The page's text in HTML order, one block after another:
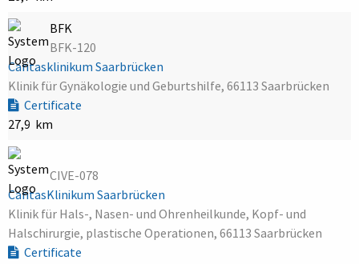
BFK
BFK-120
Caritasklinikum Saarbrücken
Klinik für Gynäkologie und Geburtshilfe, 66113 Saarbrücken
Certificate
27,9 km
CIVE-078
CaritasKlinikum Saarbrücken
Klinik für Hals-, Nasen- und Ohrenheilkunde, Kopf- und
Halschirurgie, plastische Operationen, 66113 Saarbrücken
Certificate